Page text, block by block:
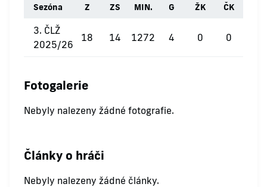
Sezóna Z ZS MIN. G ŽK ČK
3. ČLŽ
2025/26
18 14 1272 4 0 0
Fotogalerie
Nebyly nalezeny žádné fotografie.
Články o hráči
Nebyly nalezeny žádné články.